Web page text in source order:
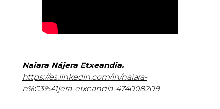
Naiara Nájera Etxeandia.
https://es.linkedin.com/in/naiara-
n%C3%A1jera-etxeandia-474008209